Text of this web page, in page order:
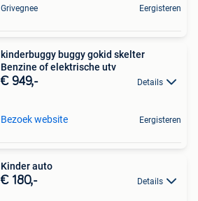
Grivegnee Eergisteren
kinderbuggy buggy gokid skelter
Benzine of elektrische utv
€ 949,- Details
Bezoek website Eergisteren
Kinder auto
€ 180,- Details